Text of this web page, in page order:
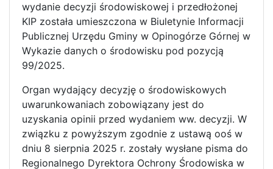
wydanie decyzji środowiskowej i przedłożonej
KIP została umieszczona w Biuletynie Informacji
Publicznej Urzędu Gminy w Opinogórze Górnej w
Wykazie danych o środowisku pod pozycją
99/2025.
Organ wydający decyzję o środowiskowych
uwarunkowaniach zobowiązany jest do
uzyskania opinii przed wydaniem ww. decyzji. W
związku z powyższym zgodnie z ustawą ooś w
dniu 8 sierpnia 2025 r. zostały wysłane pisma do
Regionalnego Dyrektora Ochrony Środowiska w